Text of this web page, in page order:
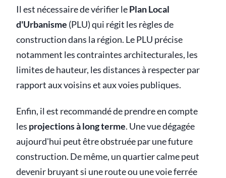
Il est nécessaire de vérifier lePlan Local
d'Urbanisme (PLU) qui régit les règles de
construction dans la région. Le PLU précise
notamment les contraintes architecturales, les
limites de hauteur, les distances à respecter par
rapport aux voisins et aux voies publiques.
Enfin, il est recommandé de prendre en compte
les projections à long terme. Une vue dégagée
aujourd'hui peut être obstruée par une future
construction. De même, un quartier calme peut
devenir bruyant si une route ou une voie ferrée